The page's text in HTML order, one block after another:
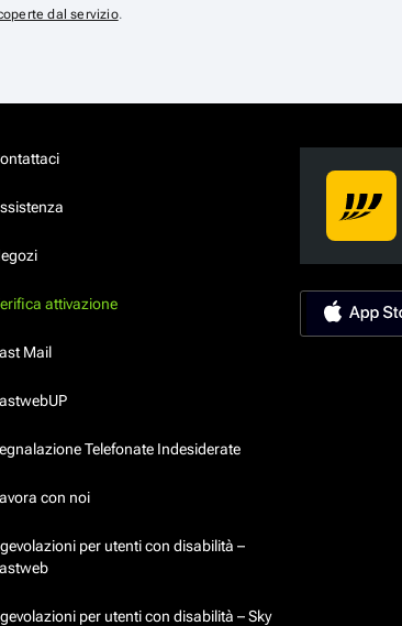
dal servizio.
attivazione
Mail
Telefonate Indesiderate
con noi
per utenti con disabilità –
per utenti con disabilità – Sky